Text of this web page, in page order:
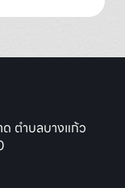
ตำบลบางแก้ว